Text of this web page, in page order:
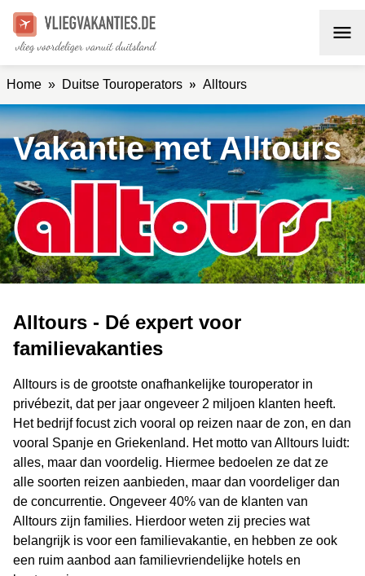
Home » Duitse Touroperators » Alltours
Vakantie met Alltours
Alltours - Dé expert voor
familievakanties
Alltours is de grootste onafhankelijke touroperator in
privébezit, dat per jaar ongeveer 2 miljoen klanten heeft.
Het bedrijf focust zich vooral op reizen naar de zon, en dan
vooral Spanje en Griekenland. Het motto van Alltours luidt:
alles, maar dan voordelig. Hiermee bedoelen ze dat ze
alle soorten reizen aanbieden, maar dan voordeliger dan
de concurrentie. Ongeveer 40% van de klanten van
Alltours zijn families. Hierdoor weten zij precies wat
belangrijk is voor een familievakantie, en hebben ze ook
een ruim aanbod aan familievriendelijke hotels en